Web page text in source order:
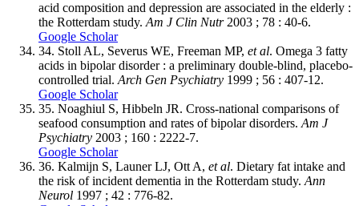
acid composition and depression are associated in the elderly :
the Rotterdam study. Am J Clin Nutr2003 ; 78 : 40-6.
Google Scholar
34. Stoll AL, Severus WE, Freeman MP, et al. Omega 3 fatty
acids in bipolar disorder : a preliminary double-blind, placebo-
controlled trial. Arch Gen Psychiatry 1999 ; 56 : 407-12.
Google Scholar
35. Noaghiul S, Hibbeln JR. Cross-national comparisons of
seafood consumption and rates of bipolar disorders. Am J
Psychiatry 2003 ; 160 : 2222-7.
Google Scholar
36. Kalmijn S, Launer LJ, Ott A, et al. Dietary fat intake and
the risk of incident dementia in the Rotterdam study. Ann
Neurol 1997 ; 42 : 776-82.